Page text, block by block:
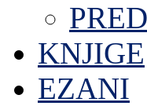
KNJIGE
EZANI